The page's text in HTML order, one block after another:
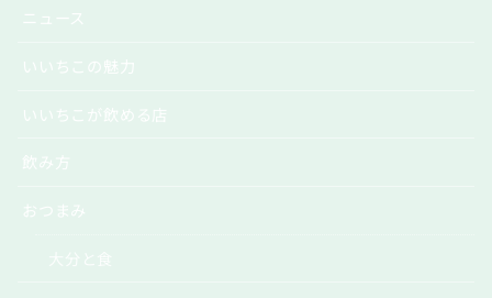
ニュース
いいちこの魅力
いいちこが飲める店
飲み方
おつまみ